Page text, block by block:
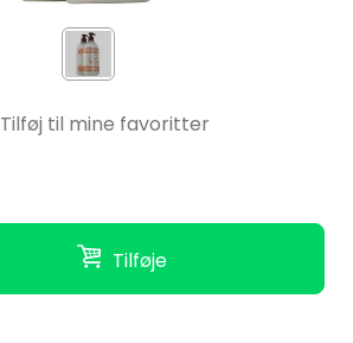
Tilføje
Tilføj til mine favoritter